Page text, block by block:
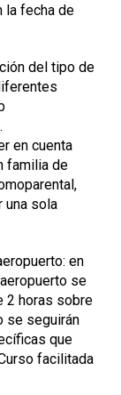
la fecha de
del tipo de
en cuenta
familia de
una sola
en
se
2 horas sobre
se seguirán
que
facilitada